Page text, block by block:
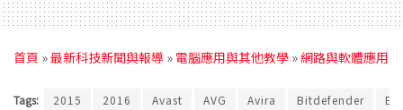
首頁 »最新科技新聞與報導 » 電腦應用與其他教學 » 網路與軟體應用
Tags: 2015 2016 Avast AVG Avira Bitdefender